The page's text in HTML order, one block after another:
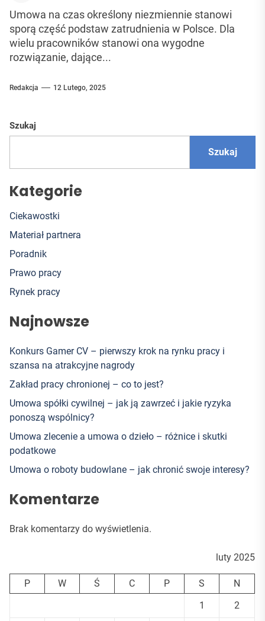
Umowa na czas określony niezmiennie stanowi
sporą część podstaw zatrudnienia w Polsce. Dla
wielu pracowników stanowi ona wygodne
rozwiązanie, dające...
Redakcja 12 Lutego, 2025
Szukaj
Szukaj
Kategorie
Ciekawostki
Materiał partnera
Poradnik
Prawo pracy
Rynek pracy
Najnowsze
Konkurs Gamer CV – pierwszy krok na rynku pracy i
szansa na atrakcyjne nagrody
Zakład pracy chronionej – co to jest?
Umowa spółki cywilnej – jak ją zawrzeć i jakie ryzyka
ponoszą wspólnicy?
Umowa zlecenie a umowa o dzieło – różnice i skutki
podatkowe
Umowa o roboty budowlane – jak chronić swoje interesy?
Komentarze
Brak komentarzy do wyświetlenia.
luty 2025
P W Ś C P S
N
1
2